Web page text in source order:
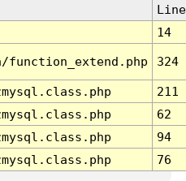
Line
14
324
211
62
94
76